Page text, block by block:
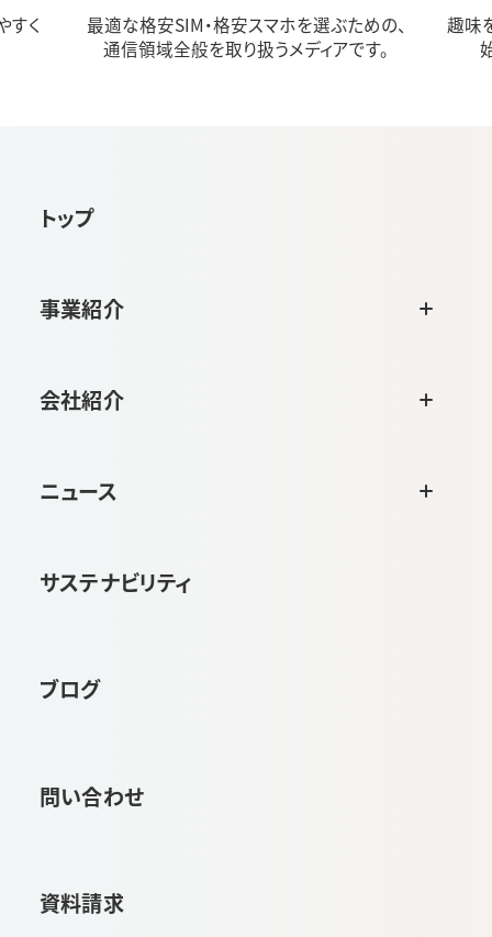
すく
最適な格安SIM・格安スマホを選ぶための、
通信領域全般を取り扱うメディアです。
趣味
トップ
事業紹介
会社紹介
ニュース
サステナビリティ
ブログ
問い合わせ
資料請求